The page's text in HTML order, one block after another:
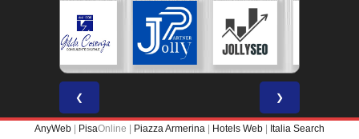
❮ ❯
AnyWeb PisaOnline | Piazza Armerina Hotels Web Italia Search